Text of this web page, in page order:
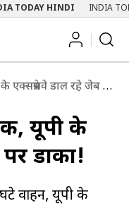
TODAY HINDI INDIA
डाल रहे जेब पर डाका!
यूपी के
डाका!
वाहन, यूपी के